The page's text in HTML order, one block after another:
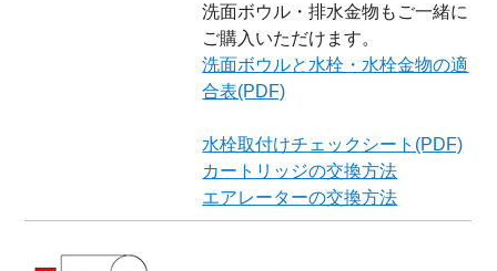
洗面ボウル・排水金物もご一緒に
ご購入いただけます。
洗面ボウルと水栓・水栓金物の適
合表(PDF)
水栓取付けチェックシート(PDF)
カートリッジの交換方法
エアレーターの交換方法